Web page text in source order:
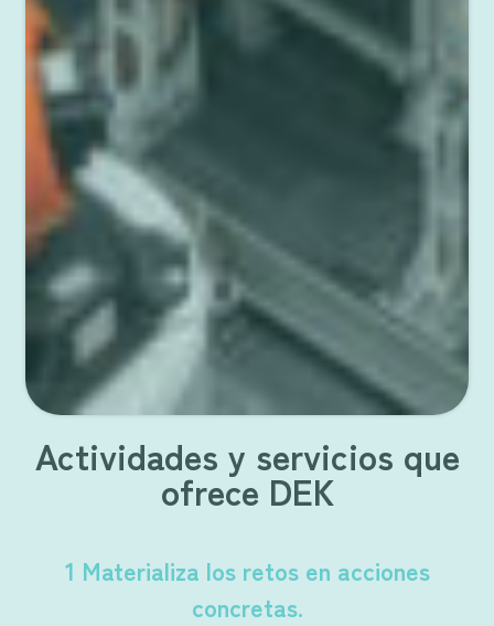
Actividades y servicios que
ofrece DEK
1 Materializa los retos en acciones
concretas.